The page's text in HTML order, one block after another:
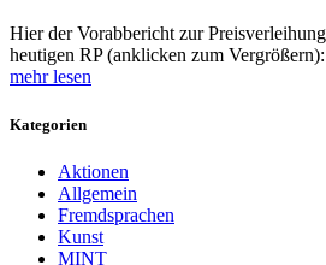
Hier der Vorabbericht zur
heutigen RP (anklicken zum Vergrößern):
mehr lesen
Kategorien
Aktionen
Allgemein
Fremdsprachen
Kunst
MINT